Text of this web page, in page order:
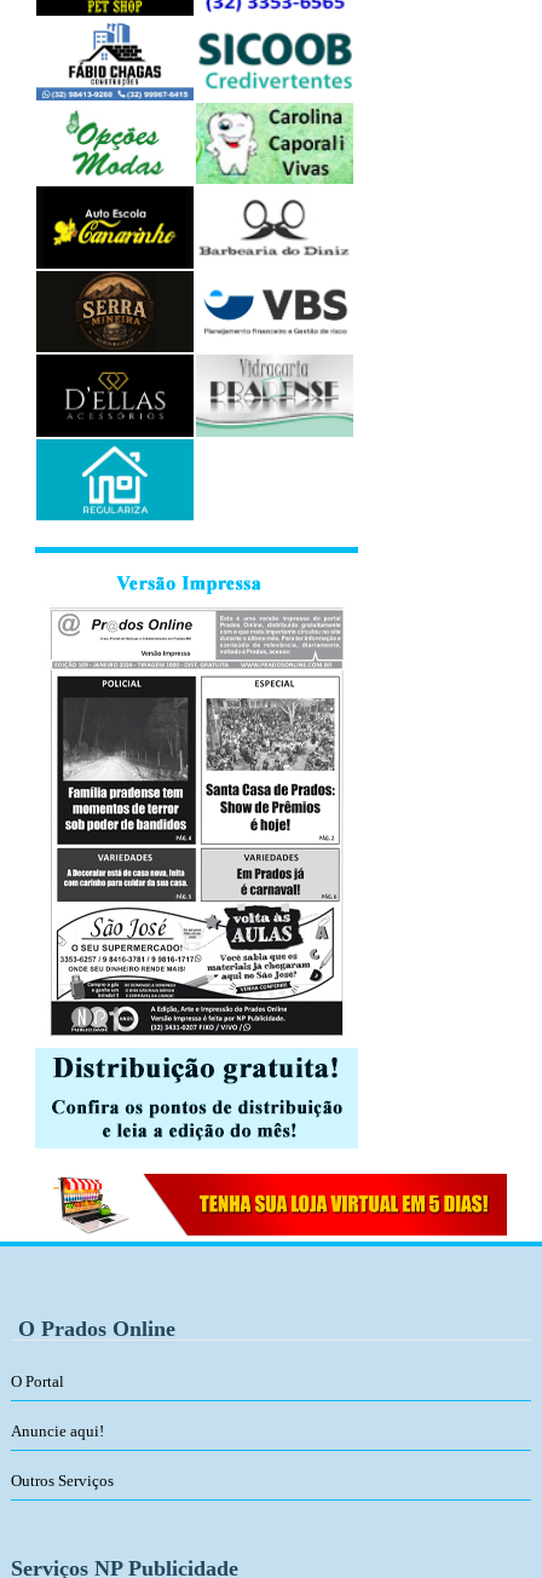
O Prados Online
O Portal
Anuncie aqui!
Outros Serviços
Serviços NP Publicidade